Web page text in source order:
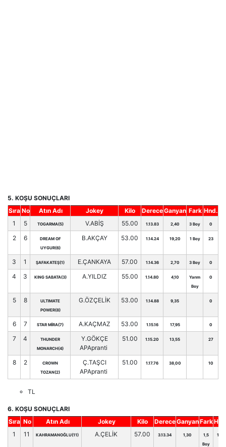
5. KOŞU SONUÇLARI
Sıra No Atın Adı Jokey Kilo DereceGanyan Fark Hnd.
1
5 TOGARMA(5) V.ABİŞ 55.00 1.13.83 2,40 3 Boy 0
2 6
DREAM OF
UYGUR(6)
B.AKÇAY 53.00 1.14.24 19,20 1 Boy 23
3 1 ŞAFAKATEŞ(1) E.ÇANKAYA 57.00 1.14.36 2,70 3 Boy 0
4 3 KING SABATA(3) A.YILDIZ 55.00 1.14.80 4,10
Yarım
Boy
0
5 8
ULTIMATE
POWER(8)
G.ÖZÇELİK 53.00 1.14.88 9,35 0
6 7 STAR MİRA(7) A.KAÇMAZ 53.00 1.15.16 17,95 0
7 4
THUNDER
MONARCH(4)
Y.GÖKÇE
APApranti
51.00 1.15.20 13,55 27
8 2
CROWN
TOZAN(2)
Ç.TAŞCI
APApranti
51.00 1.17.76 38,00 10
TL
6. KOŞU SONUÇLARI
Sıra No Atın Adı Jokey Kilo DereceGanyanFark
1
11 KAHRAMANOĞLU(11) A.ÇELİK 57.00 3.13.34 1,30
1,5
Boy
107